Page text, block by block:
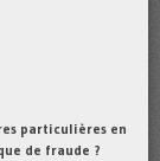
particulières en
de fraude ?